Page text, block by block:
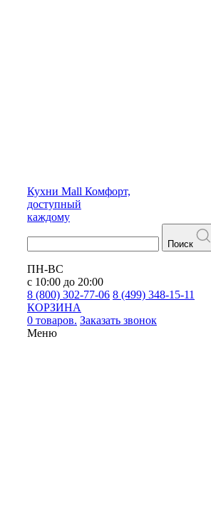
Кухни Mall Комфорт,
доступный
каждому
Поиск
ПН-ВС
с 10:00 до 20:00
8 (800) 302-77-06 8 (499) 348-15-11
КОРЗИНА
0 товаров. Заказать звонок
Меню